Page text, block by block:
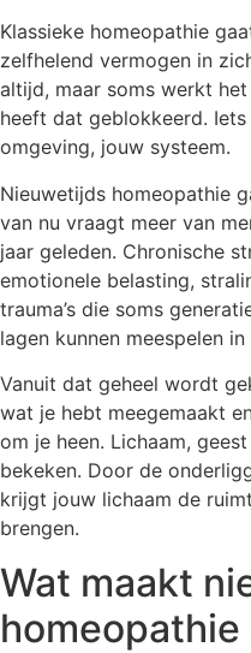
Klassieke homeopathie
zelfhelend vermogen in
altijd, maar soms werkt
heeft dat geblokkeerd.
omgeving, jouw systeem.
Nieuwetijds homeopathie
van nu vraagt meer van
jaar geleden. Chronische
emotionele belasting,
trauma’s die soms
lagen kunnen meespelen
Vanuit dat geheel wordt
wat je hebt meegemaakt
om je heen. Lichaam,
bekeken. Door de
krijgt jouw lichaam de
brengen.
Wat maakt
homeopathie